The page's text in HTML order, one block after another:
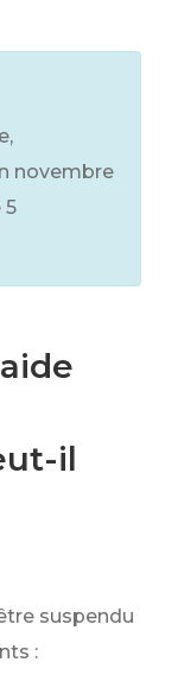
novembre
5
il
suspendu
: